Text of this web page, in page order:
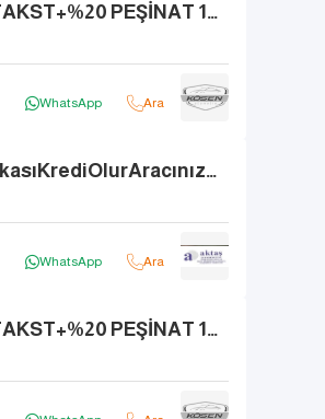
|KÖSEN| %2.84 ORAN KARTA 12 TAKST+%20 PEŞİNAT 12-24-36 AY SENET!
WhatsApp Ara
VadeTakasKarta12TaksitArsaTakasıKrediOlurAracınızNakitAlınır
WhatsApp Ara
|KÖSEN| %2.84 ORAN KARTA 12 TAKST+%20 PEŞİNAT 12-24-36 AY SENET!